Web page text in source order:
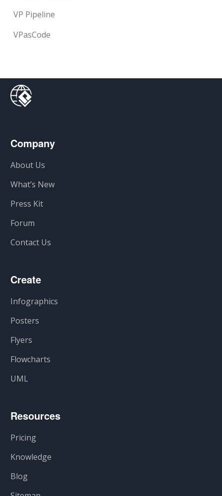
VP Pipeline
VPasCode
Company
About Us
What’s New
Press Kit
Forum
Contact Us
Create
Infographics
Posters
Flyers
Flowcharts
UML
Resources
Pricing
Knowledge
Blog